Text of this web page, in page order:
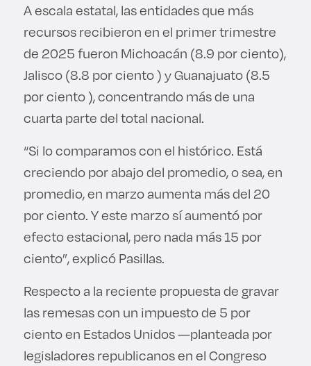
A escala estatal, las entidades que más
recursos recibieron en el primer trimestre
de 2025 fueron Michoacán (8.9 por ciento),
Jalisco (8.8 por ciento ) y Guanajuato (8.5
por ciento ), concentrando más de una
cuarta parte del total nacional.
“Si lo comparamos con el histórico. Está
creciendo por abajo del promedio, o sea, en
promedio, en marzo aumenta más del 20
por ciento. Y este marzo sí aumentó por
efecto estacional, pero nada más 15 por
ciento”, explicó Pasillas.
Respecto a la reciente propuesta de gravar
las remesas con un impuesto de 5 por
ciento en Estados Unidos —planteada por
legisladores republicanos en el Congreso